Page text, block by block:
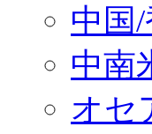
中国
中南
オセ